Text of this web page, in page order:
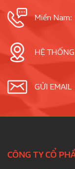
Miền Nam:
HỆ
GỬI EMAIL
CÔNG TY CỔ